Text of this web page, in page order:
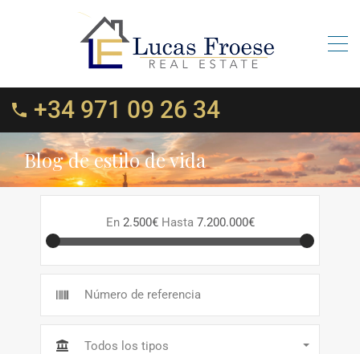
+34 971 09 26 34
Blog de estilo de vida
En 2.500€ Hasta 7.200.000€
Todos los tipos